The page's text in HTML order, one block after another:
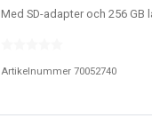
Med SD-adapter och 256 GB
Artikelnummer 70052740